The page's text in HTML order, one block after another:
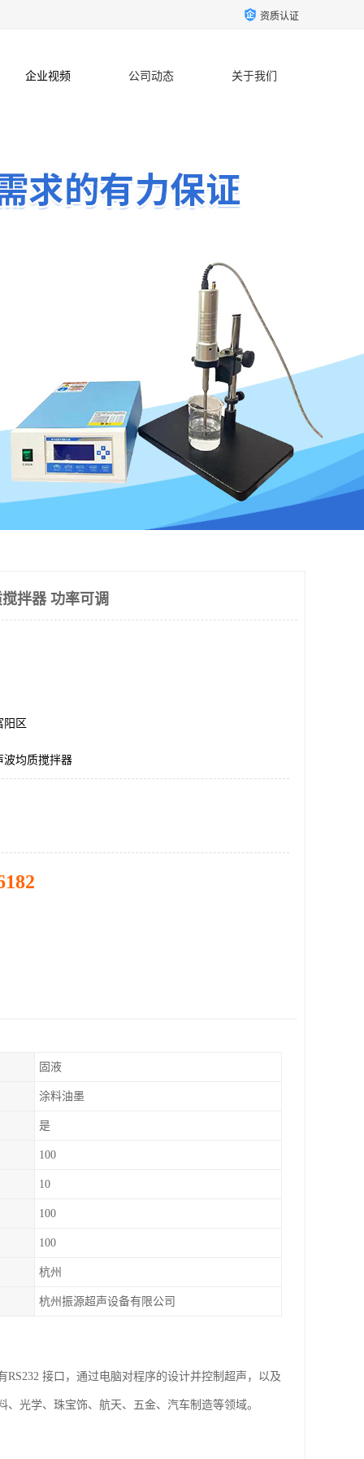
资质认证
企业视频 公司动态 关于我们
拌器 功率可调
阳区
波均质搅拌器
固液
涂料油墨
是
100
10
100
100
杭州
杭州振源超声设备有限公司
接口，通过电脑对程序的设计并控制超声，以及
光学、珠宝饰、航天、五金、汽车制造等领域。